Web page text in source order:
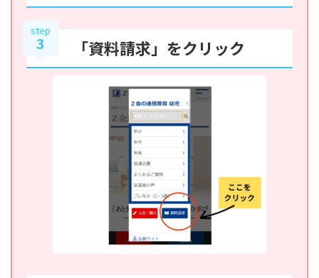
step
3 「資料請求」をクリック